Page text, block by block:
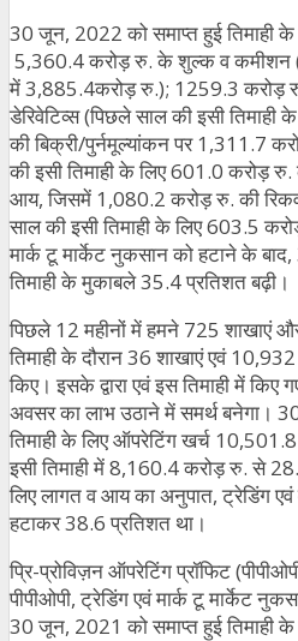
30 जून, 2022 को समाप्त हुई तिमाही
5,360.4 करोड़ रु. के शुल्क व कमीशन
में 3,885.4करोड़ रु.); 1259.3 करोड़
डेरिवेटिव्स (पिछले साल की इसी
की बिक्री/पुर्नमूल्यांकन पर 1,311.7
की इसी तिमाही के लिए 601.0 करोड़ रु.
आय, जिसमें 1,080.2 करोड़ रु. की
साल की इसी तिमाही के लिए 603.5
मार्क टू मार्केट नुकसान को हटाने के
तिमाही के मुकाबले 35.4 प्रतिशत बढ़ी।
पिछले 12 महीनों में हमने 725 शाखाएं
तिमाही के दौरान 36 शाखाएं एवं 10,932
किए। इसके द्वारा एवं इस तिमाही में किए
अवसर का लाभ उठाने में समर्थ बनेगा।
तिमाही के लिए ऑपरेटिंग खर्च
इसी तिमाही में 8,160.4 करोड़ रु. से
लिए लागत व आय का अनुपात, ट्रेडिंग एवं
हटाकर 38.6 प्रतिशत था।
प्रि-प्रोविज़न ऑपरेटिंग प्रॉफिट
पीपीओपी, ट्रेडिंग एवं मार्क टू मार्केट
30 जून, 2021 को समाप्त हुई तिमाही